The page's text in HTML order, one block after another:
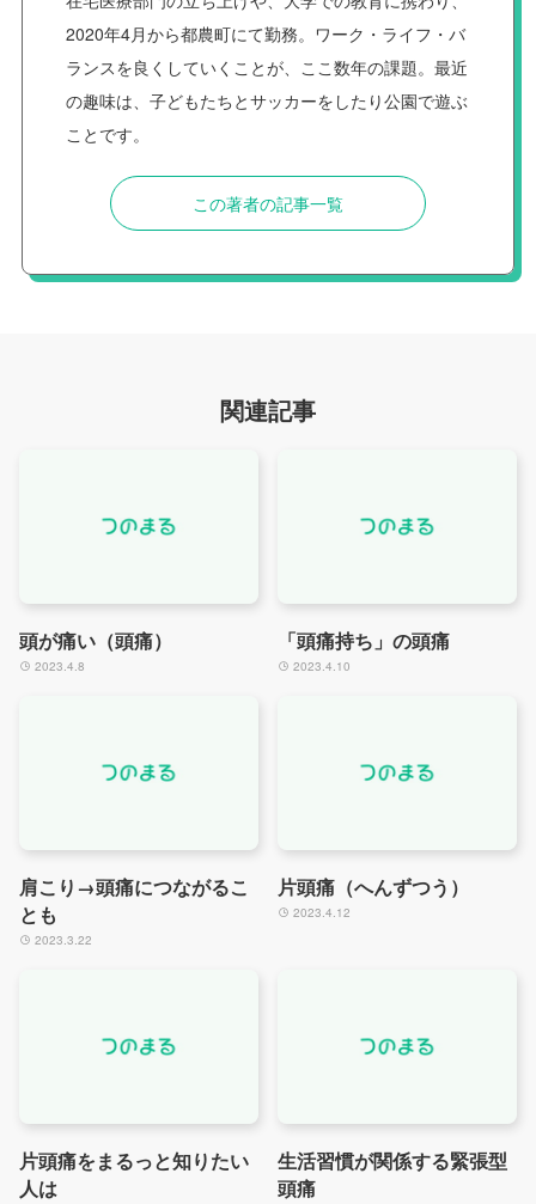
2020年4月から都農町にて勤務。ワーク・ライフ・バ
ランスを良くしていくことが、ここ数年の課題。最近
の趣味は、子どもたちとサッカーをしたり公園で遊ぶ
ことです。
この著者の記事一覧
関連記事
頭が痛い（頭痛）
2023.4.8
「頭痛持ち」の頭痛
2023.4.10
肩こり→頭痛につながるこ
とも
2023.3.22
片頭痛（へんずつう）
2023.4.12
片頭痛をまるっと知りたい
人は
生活習慣が関係する緊張型
頭痛